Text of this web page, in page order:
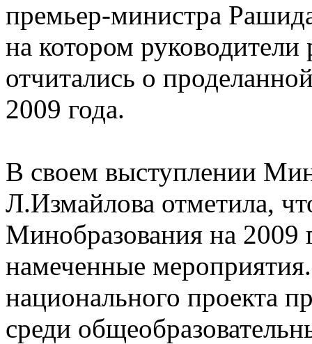
премьер-министра
на котором руководители
отчитались о
2009 года.
В своем выступлении
Л.Измайлова отметила,
Минобразования на 2009
намеченные
национального проекта
среди